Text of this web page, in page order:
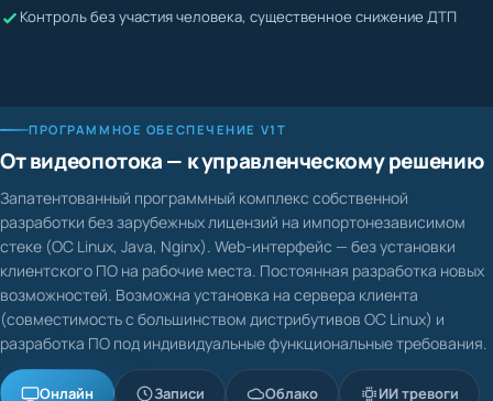
От видеопотока — к управленческому решению
разработки без зарубежных лицензий на импортонезависимом
стеке (ОС Linux, Java, Nginx). Web-интерфейс — без установки
клиентского ПО на рабочие места. Постоянная разработка новых
возможностей. Возможна установка на сервера клиента
(совместимость с большинством дистрибутивов ОС Linux) и
разработка ПО под индивидуальные функциональные требования.